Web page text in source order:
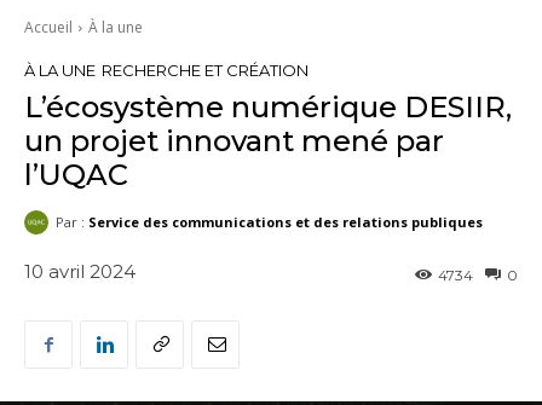
Accueil À la une
À LA UNE RECHERCHE ET CRÉATION
L’écosystème numérique DESIIR,
un projet innovant mené par
l’UQAC
Par : Service des communications et des relations publiques
10 avril 2024 0
4734